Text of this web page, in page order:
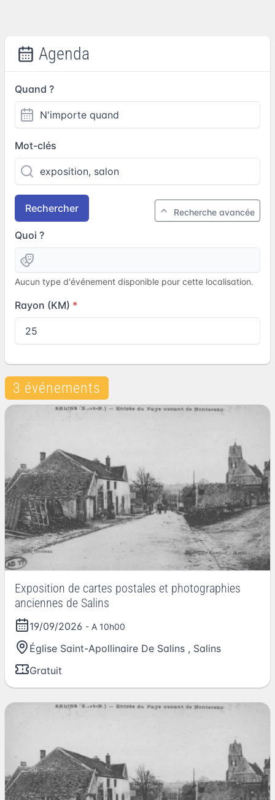
Agenda
Quand ?
Mot-clés
Rechercher Recherche avancée
Quoi ?
Aucun type d'événement disponible pour cette localisation.
Rayon (KM)
3 événements
Exposition de cartes postales et photographies
anciennes de Salins
19/09/2026 - A 10h00
Église Saint-Apollinaire De Salins , Salins
Gratuit